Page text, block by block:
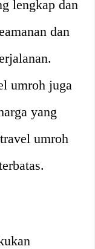
lengkap dan
dan
umroh juga
yang
umroh